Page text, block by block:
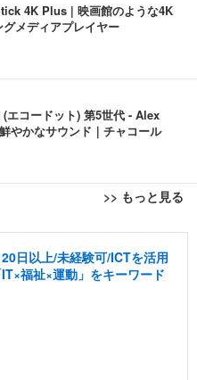
4K Plus | 映画館のような4K
メディアプレイヤー
コードット) 第5世代 - Alex
やかなサウンド｜チャコール
>> もっと見る
ェア 椅子 テレワーク 疲れな
レスト コンパクト 約105度ロッ
度回転 座面昇降 強化ナイロ
メッシュ 在宅ワーク H-WY01
チェア／デスクチェア メッシ
れない ブラック
レミアムモニター | FlexScan
4K UHD・USB Type-C・ホワ
4K UHD・USB Type-C・ホワ
ワイト 300枚
ットシーツ 厚型 ワイド 42枚
収面:ライトブルー)
日以上/未経験可/ICTを活用
福祉×運動」をキーワード